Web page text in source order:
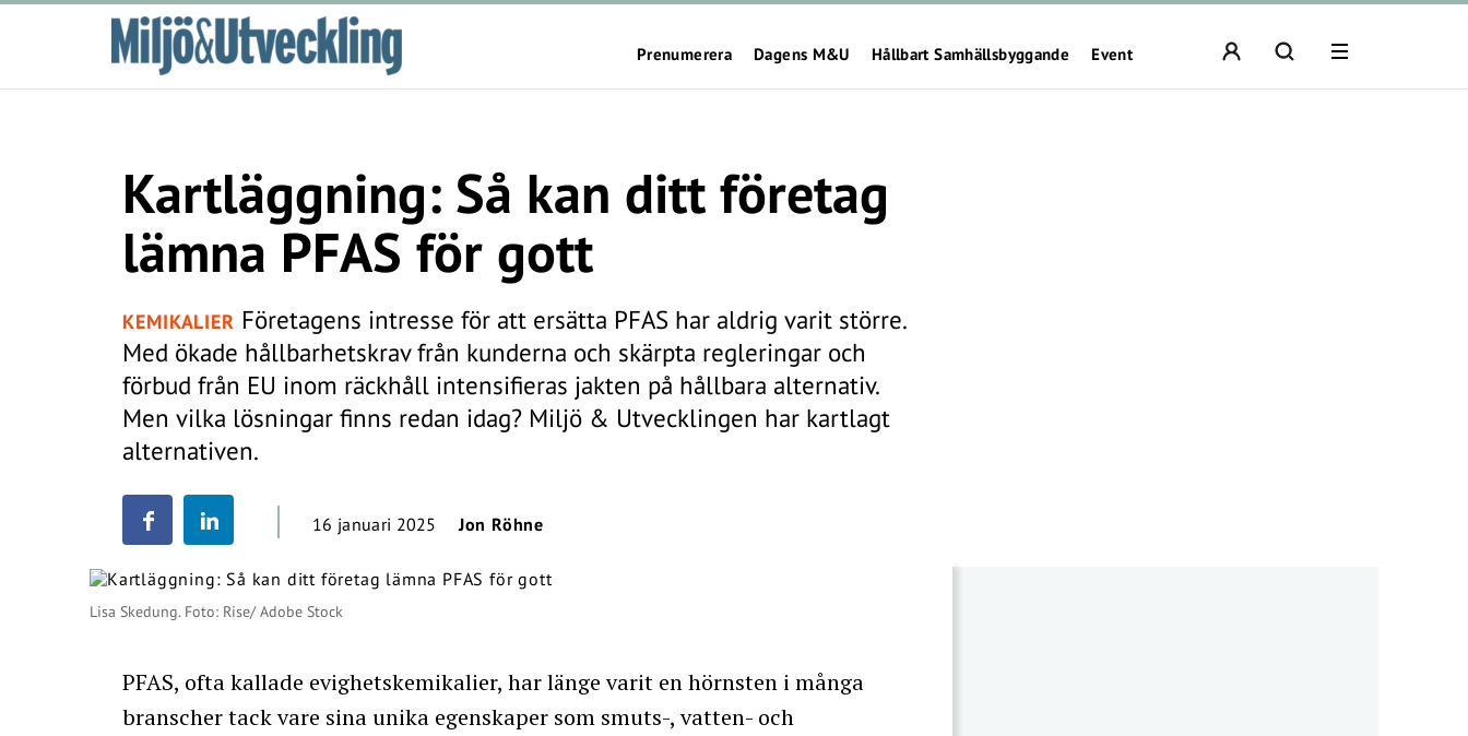
Prenumerera Dagens M&U Hållbart Samhällsbyggande Event
Kartläggning: Så kan ditt företag
lämna PFAS för gott
KEMIKALIER Företagens intresse för att ersätta PFAS har aldrig varit större.
Med ökade hållbarhetskrav från kunderna och skärpta regleringar och
förbud från EU inom räckhåll intensifieras jakten på hållbara alternativ.
Men vilka lösningar finns redan idag? Miljö & Utvecklingen har kartlagt
alternativen.
16 januari 2025 Jon Röhne
Lisa Skedung. Foto: Rise/ Adobe Stock
PFAS, ofta kallade evighetskemikalier, har länge varit en hörnsten i många
branscher tack vare sina unika egenskaper som smuts-, vatten- och